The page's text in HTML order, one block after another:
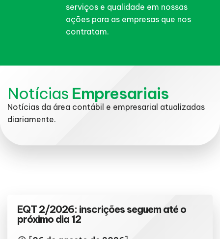
serviços e qualidade em nossas
ações para as empresas que nos
contratam.
Notícias Empresariais
Notícias da área contábil e empresarial atualizadas
diariamente.
EQT 2/2026: inscrições seguem até o
próximo dia 12